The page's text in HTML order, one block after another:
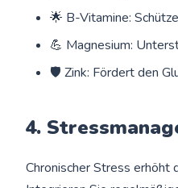
🌟 B-Vitamine:
💪 Magnesium:
🛡️ Zink: Fördert den
4.
Chronischer Stress erhöht